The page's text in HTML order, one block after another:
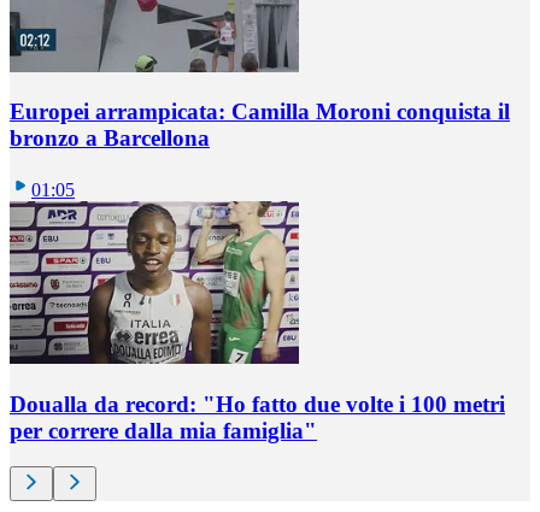
Europei arrampicata: Camilla Moroni conquista il
bronzo a Barcellona
01:05
Doualla da record: "Ho fatto due volte i 100 metri
per correre dalla mia famiglia"